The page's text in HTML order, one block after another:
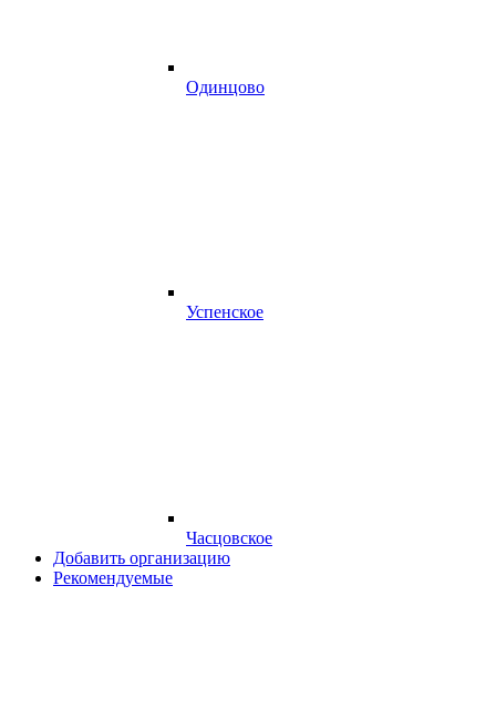
Одинцово
Успенское
Часцовское
Добавить организацию
Рекомендуемые